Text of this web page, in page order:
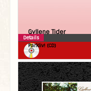
Gyllene Tider
Parkliv! (CD)
Details